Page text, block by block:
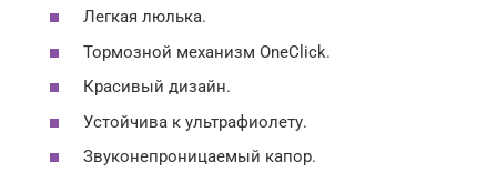
Легкая люлька.
Тормозной механизм OneClick.
Красивый дизайн.
Устойчива к ультрафиолету.
Звуконепроницаемый капор.